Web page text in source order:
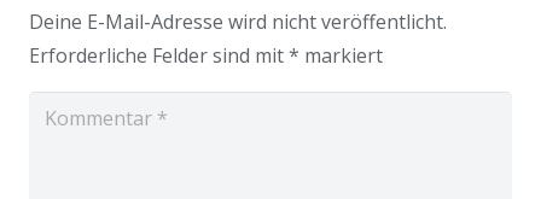
Deine E-Mail-Adresse wird nicht veröffentlicht.
Erforderliche Felder sind mit* markiert